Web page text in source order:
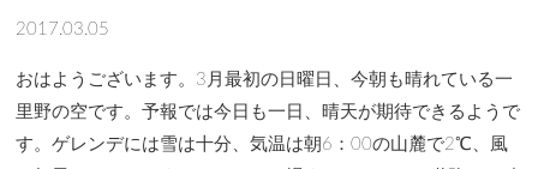
2017.03.05
おはようございます。3月最初の日曜日、今朝も晴れている一
里野の空です。予報では今日も一日、晴天が期待できるようで
す。ゲレンデには雪は十分、気温は朝6：00の山麓で2℃、風